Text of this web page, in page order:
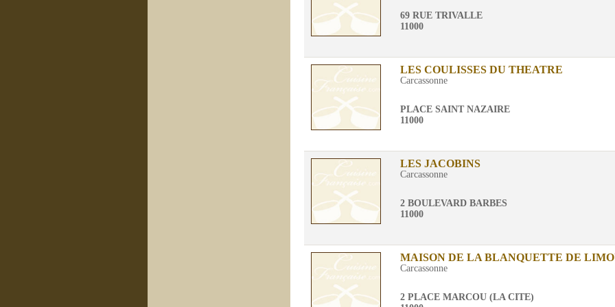
69 RUE TRIVALLE
11000
LES COULISSES DU THEATRE
Carcassonne
PLACE SAINT NAZAIRE
11000
LES JACOBINS
Carcassonne
2 BOULEVARD BARBES
11000
MAISON DE LA BLANQUETTE DE
Carcassonne
2 PLACE MARCOU (LA CITE)